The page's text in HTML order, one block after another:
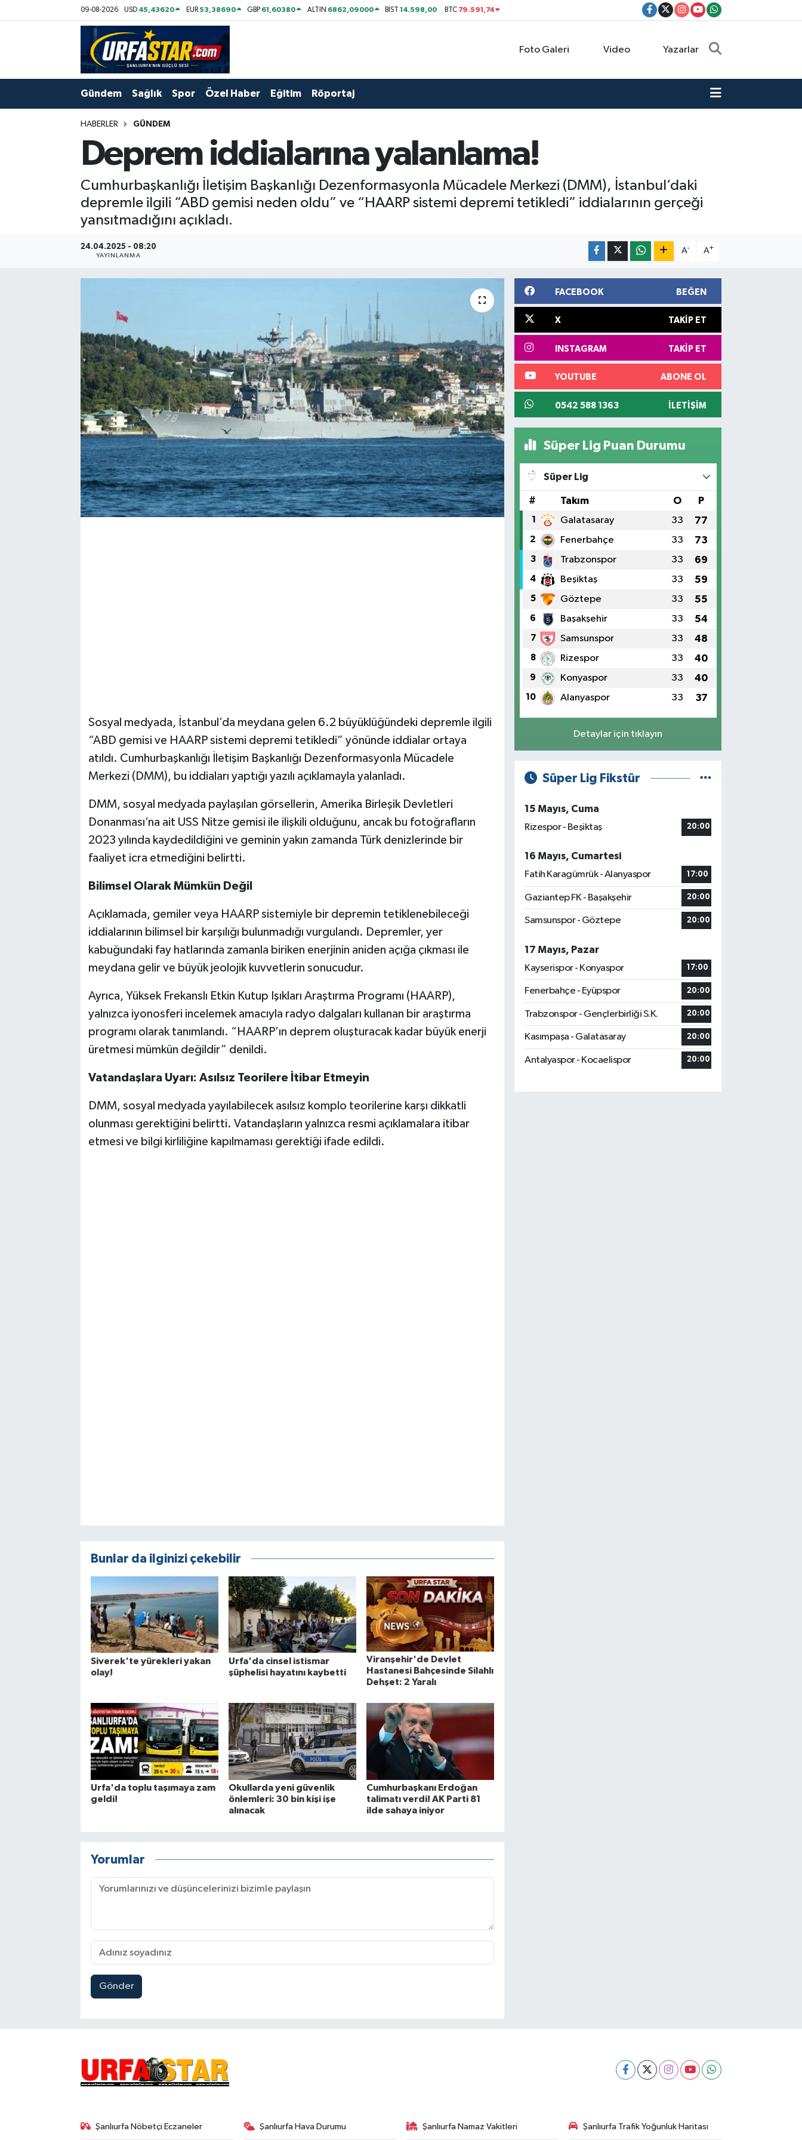
09-08-2026 USD 45,43620 EUR53,38690 GBP 61,60380 ALTIN 6862,09000 BİST14.598,00 BTC 79.591,74
Foto Galeri Video Yazarlar
Gündem Sağlık Spor Özel Haber Eğitim Röportaj
HABERLER GÜNDEM
Deprem iddialarına yalanlama!
Cumhurbaşkanlığı İletişim Başkanlığı Dezenformasyonla Mücadele Merkezi (DMM), İstanbul’daki
depremle ilgili “ABD gemisi neden oldu” ve “HAARP sistemi depremi tetikledi” iddialarının gerçeği
yansıtmadığını açıkladı.
24.04.2025 - 08:20
YAYINLANMA
A- A+
Sosyal medyada, İstanbul’da meydana gelen 6.2 büyüklüğündeki depremle ilgili
“ABD gemisi ve HAARP sistemi depremi tetikledi” yönünde iddialar ortaya
atıldı. Cumhurbaşkanlığı İletişim Başkanlığı Dezenformasyonla Mücadele
Merkezi (DMM), bu iddiaları yaptığı yazılı açıklamayla yalanladı.
DMM, sosyal medyada paylaşılan görsellerin, Amerika Birleşik Devletleri
Donanması’na ait USS Nitze gemisi ile ilişkili olduğunu, ancak bu fotoğrafların
2023 yılında kaydedildiğini ve geminin yakın zamanda Türk denizlerinde bir
faaliyet icra etmediğini belirtti.
Bilimsel Olarak Mümkün Değil
Açıklamada, gemiler veya HAARP sistemiyle bir depremin tetiklenebileceği
iddialarının bilimsel bir karşılığı bulunmadığı vurgulandı. Depremler, yer
kabuğundaki fay hatlarında zamanla biriken enerjinin aniden açığa çıkması ile
meydana gelir ve büyük jeolojik kuvvetlerin sonucudur.
Ayrıca, Yüksek Frekanslı Etkin Kutup Işıkları Araştırma Programı (HAARP),
yalnızca iyonosferi incelemek amacıyla radyo dalgaları kullanan bir araştırma
programı olarak tanımlandı. “HAARP’ın deprem oluşturacak kadar büyük enerji
üretmesi mümkün değildir” denildi.
Vatandaşlara Uyarı: Asılsız Teorilere İtibar Etmeyin
DMM, sosyal medyada yayılabilecek asılsız komplo teorilerine karşı dikkatli
olunması gerektiğini belirtti. Vatandaşların yalnızca resmi açıklamalara itibar
etmesi ve bilgi kirliliğine kapılmaması gerektiği ifade edildi.
Bunlar da ilginizi çekebilir
Siverek'te yürekleri yakan
olay!
Urfa'da cinsel istismar
şüphelisi hayatını kaybetti
Viranşehir'de Devlet
Hastanesi Bahçesinde Silahlı
Dehşet: 2 Yaralı
Urfa'da toplu taşımaya zam
geldi!
Okullarda yeni güvenlik
önlemleri: 30 bin kişi işe
alınacak
Cumhurbaşkanı Erdoğan
talimatı verdi! AK Parti 81
ilde sahaya iniyor
Yorumlar
Gönder
FACEBOOK BEĞEN
X TAKIP ET
INSTAGRAM TAKIP ET
YOUTUBE ABONE OL
0542 588 1363 İLETIŞIM
Süper Lig Puan Durumu
Süper Lig
# Takım O P
1 Galatasaray 33 77
2 Fenerbahçe 33 73
3 Trabzonspor 33 69
4 Beşiktaş 33 59
5 Göztepe 33 55
6 Başakşehir 33 54
7 Samsunspor 33 48
8 Rizespor 33 40
9 Konyaspor 33 40
10 Alanyaspor 33 37
Detaylar için tıklayın
Süper Lig Fikstür
15 Mayıs, Cuma
Rizespor - Beşiktaş
20:00
16 Mayıs, Cumartesi
Fatih Karagümrük - Alanyaspor
17:00
Gaziantep FK - Başakşehir 20:00
Samsunspor - Göztepe 20:00
17 Mayıs, Pazar
Kayserispor - Konyaspor
17:00
Fenerbahçe - Eyüpspor 20:00
Trabzonspor - Gençlerbirliği S.K. 20:00
Kasımpaşa - Galatasaray 20:00
Antalyaspor - Kocaelispor 20:00
Şanlıurfa Nöbetçi Eczaneler Şanlıurfa Hava Durumu Şanlıurfa Namaz Vakitleri Şanlıurfa Trafik Yoğunluk Haritası
Şanlıurfa Nöbetçi Eczaneler
Şanlıurfa Hava Durumu
Süper Lig Puan Durumu ve Fikstür
Tüm Manşetler
Son Dakika Haberleri